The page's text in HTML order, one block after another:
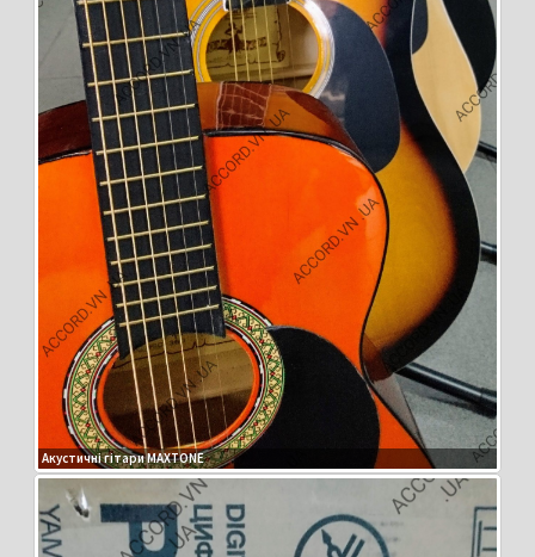
Акустичні гітари MAXTONE